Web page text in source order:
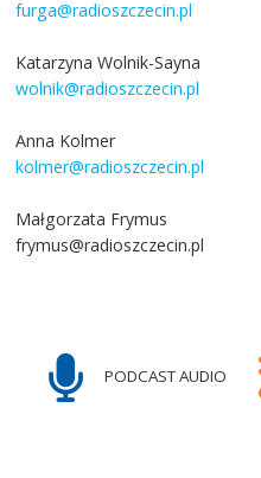
furga@radioszczecin.pl
Katarzyna Wolnik-Sayna
wolnik@radioszczecin.pl
Anna Kolmer
kolmer@radioszczecin.pl
Małgorzata Frymus
frymus@radioszczecin.pl
PODCAST AUDIO